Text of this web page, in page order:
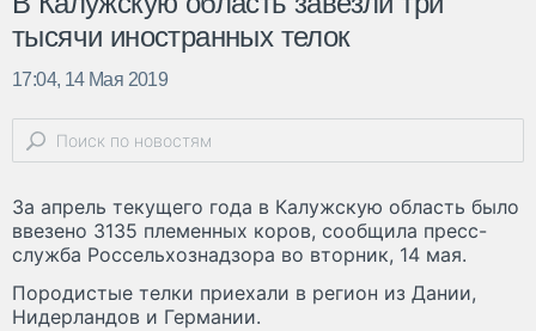
тысячи иностранных телок
17:04, 14 Мая 2019
За апрель текущего года в Калужскую область было
ввезено 3135 племенных коров, сообщила пресс-
служба Россельхознадзора во вторник, 14 мая.
Породистые телки приехали в регион из Дании,
Нидерландов и Германии.